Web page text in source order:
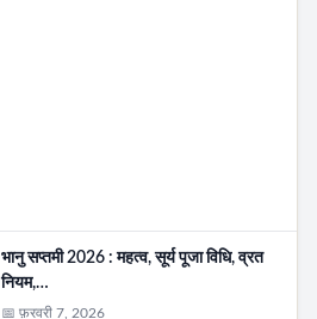
भानु सप्तमी 2026 : महत्व, सूर्य पूजा विधि, व्रत
नियम,…
📅 फ़रवरी 7, 2026